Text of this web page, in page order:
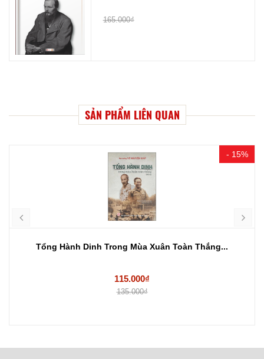
165.000₫
SẢN PHẨM LIÊN QUAN
- 15%
Tổng Hành Dinh Trong Mùa Xuân Toàn Thắng...
115.000₫
135.000₫